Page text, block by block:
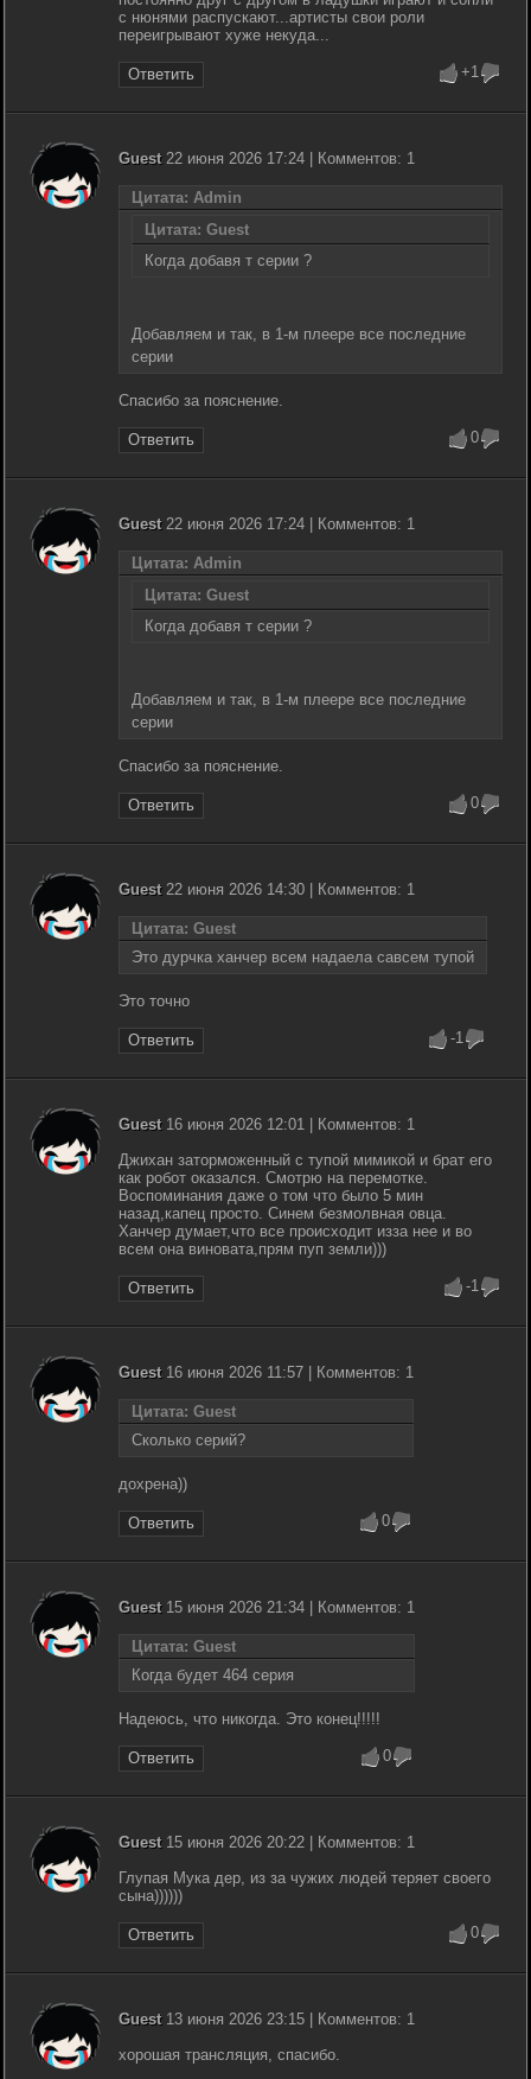
с нюнями распускают...артисты свои роли
переигрывают хуже некуда...
Ответить +1
Guest22 июня 2026 17:24 | Комментов: 1
Цитата: Admin
Цитата: Guest
Когда добавя т серии ?
Добавляем и так, в 1-м плеере все последние
серии
Спасибо за пояснение.
Ответить 0
Guest22 июня 2026 17:24 | Комментов: 1
Цитата: Admin
Цитата: Guest
Когда добавя т серии ?
Добавляем и так, в 1-м плеере все последние
серии
Спасибо за пояснение.
Ответить 0
Guest22 июня 2026 14:30 | Комментов: 1
Цитата: Guest
Это дурчка ханчер всем надаела савсем тупой
Это точно
Ответить -1
Guest16 июня 2026 12:01 | Комментов: 1
Джихан заторможенный с тупой мимикой и брат его
как робот оказался. Смотрю на перемотке.
Воспоминания даже о том что было 5 мин
назад,капец просто. Синем безмолвная овца.
Ханчер думает,что все происходит изза нее и во
всем она виновата,прям пуп земли)))
Ответить -1
Guest16 июня 2026 11:57 | Комментов: 1
Цитата: Guest
Сколько серий?
дохрена))
Ответить 0
Guest15 июня 2026 21:34 | Комментов: 1
Цитата: Guest
Когда будет 464 серия
Надеюсь, что никогда. Это конец!!!!!
Ответить 0
Guest15 июня 2026 20:22 | Комментов: 1
Глупая Мука дер, из за чужих людей теряет своего
сына))))))
Ответить 0
Guest13 июня 2026 23:15 | Комментов: 1
хорошая трансляция, спасибо.